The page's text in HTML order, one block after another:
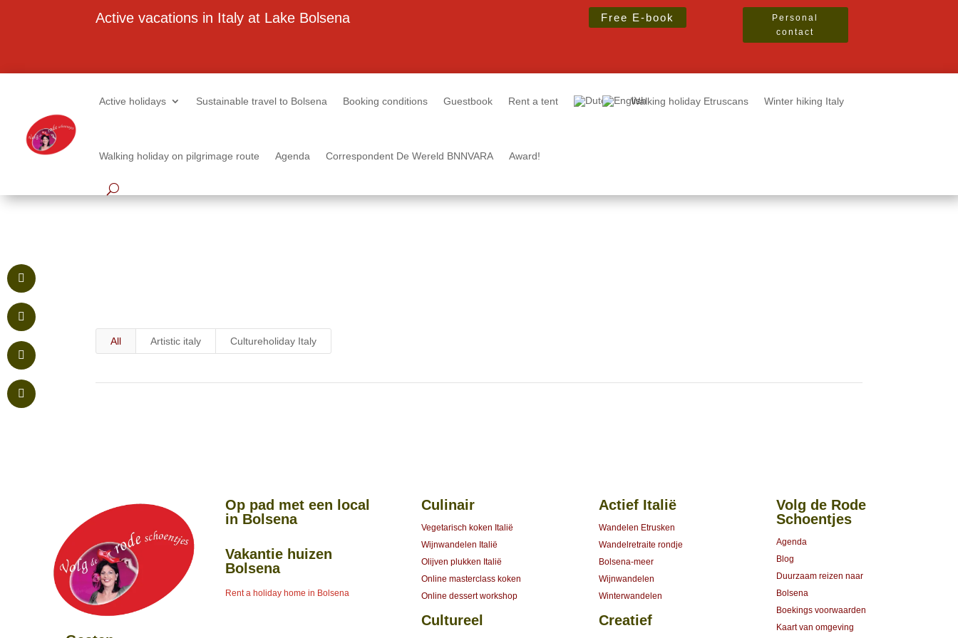
Active vacations in Italy at Lake Bolsena Free E-book
Personal
contact
Active holidays Sustainable travel to Bolsena Booking conditions Guestbook Rent a tent Walking holiday Etruscans Winter hiking Italy
Walking holiday on pilgrimage route Agenda Correspondent De Wereld BNNVARA Award!
All Artistic italy Cultureholiday Italy
Op pad met een local
in Bolsena
Vakantie huizen
Bolsena
Rent a holiday home in Bolsena
Culinair
Vegetarisch koken Italië
Wijnwandelen Italië
Olijven plukken Italië
Online masterclass koken
Online dessert workshop
Cultureel
Actief Italië
Wandelen Etrusken
Wandelretraite rondje
Bolsena-meer
Wijnwandelen
Winterwandelen
Creatief
Volg de Rode
Schoentjes
Agenda
Blog
Duurzaam reizen naar
Bolsena
Boekings voorwaarden
Kaart van omgeving